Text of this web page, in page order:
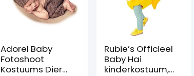
Adorel Baby
Fotoshoot
Kostuums Dier
Rubie’s Officieel
Baby Hai
kinderkostuum,